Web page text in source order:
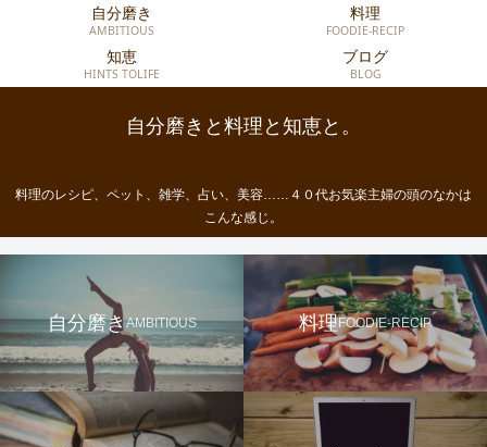
自分磨きと料理と知恵と。
料理のレシピ、ペット、雑学、占い、美容……４０代お気楽主婦の頭のなかは
こんな感じ。
自分磨き
AMBITIOUS
料理
FOODIE-RECIP
知恵
HINTS TOLIFE
ブログ
BLOG
自分磨きAMBITIOUS 料理FOODIE-RECIP